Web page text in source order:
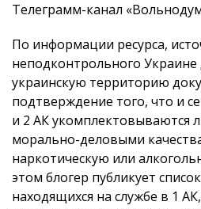
Телеграмм-канал
По информации ресурса,
неподконтрольного
украинскую территорию
подтверждение того, что и
и 2 АК укомплектовываются
морально-деловыми
наркотическую или
этом блогер публикует
находящихся на службе в 1